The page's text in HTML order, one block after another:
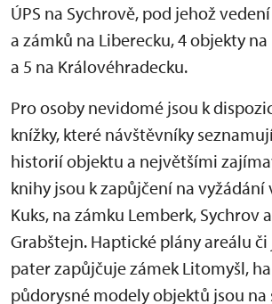
ÚPS na Sychrově, pod jehož
a zámků na Liberecku, 4 objekty
a 5 na Královéhradecku.
Pro osoby nevidomé jsou k
knížky, které návštěvníky
historií objektu a největšími
knihy jsou k zapůjčení na vyžádání
Kuks, na zámku Lemberk, Sychrov
Grabštejn. Haptické plány areálu
pater zapůjčuje zámek Litomyšl,
půdorysné modely objektů jsou na